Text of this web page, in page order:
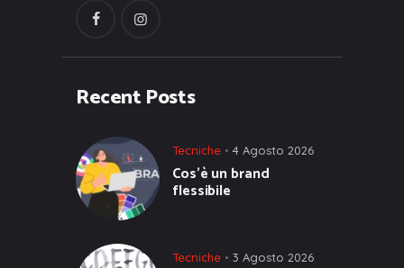
Recent Posts
Tecniche 4 Agosto 2026
Cos’è un brand
flessibile
Tecniche 3 Agosto 2026